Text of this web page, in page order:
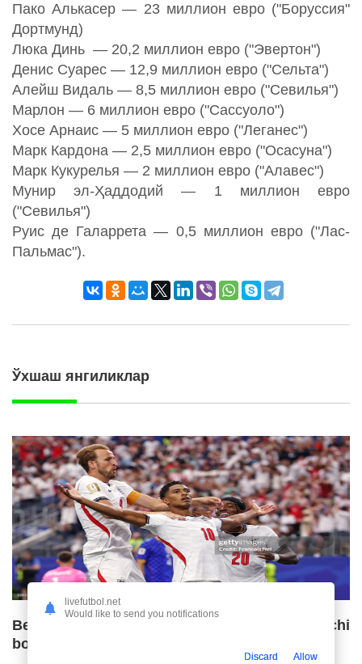
Пако Алькасер — 23 миллион евро ("Боруссия"
Дортмунд)
Люка Динь — 20,2 миллион евро ("Эвертон")
Денис Суарес — 12,9 миллион евро ("Сельта")
Алейш Видаль — 8,5 миллион евро ("Севилья")
Марлон — 6 миллион евро ("Сассуоло")
Хосе Арнаис — 5 миллион евро ("Леганес")
Марк Кардона — 2,5 миллион евро ("Осасуна")
Марк Кукурелья — 2 миллион евро ("Алавес")
Мунир эл-Ҳаддодий — 1 миллион евро
("Севилья")
Руис де Галаррета — 0,5 миллион евро ("Лас-
Пальмас").
Ўхшаш янгиликлар
Bellingem bu yozda «Real»dan ketmoqchi
bo‘lgan edi
livefutbol.net
Would like to send you notifications
Discard Allow